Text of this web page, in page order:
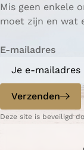
a
g
n
p
W
h
a
g
p
e
-
Mis geen enkele
moet zijn en wat
E-mailadres
Verzenden
Deze site is beveiligd